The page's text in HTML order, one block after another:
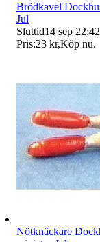
Brödkavel
Jul
Sluttid14 sep 22:42
Pris:23 kr,Köp nu.
Nötknäckare